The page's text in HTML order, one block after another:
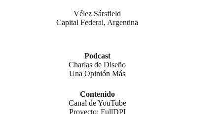
Vélez Sársfield
Capital Federal, Argentina
Podcast
Charlas de Diseño
Una Opinión Más
Contenido
Canal de YouTube
Proyecto: FullDPI